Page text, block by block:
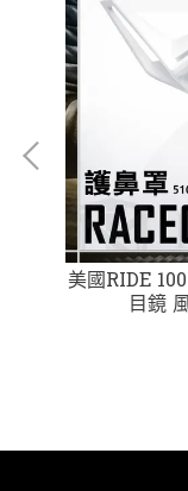
美國RIDE
目鏡